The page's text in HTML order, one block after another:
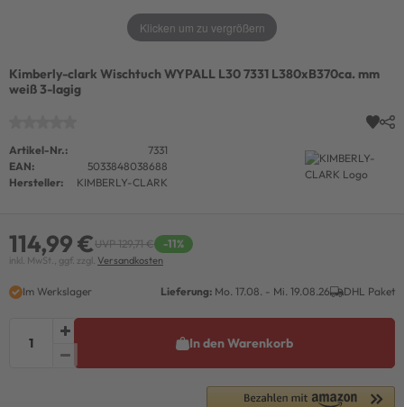
Klicken um zu vergrößern
Kimberly-clark Wischtuch WYPALL L30 7331 L380xB370ca. mm
weiß 3-lagig
Artikel-Nr.:
7331
EAN:
5033848038688
Hersteller:
KIMBERLY-CLARK
114,99 €UVP 129,71 € -11%
inkl. MwSt., ggf. zzgl. Versandkosten
Im Werkslager Lieferung: Mo. 17.08. - Mi. 19.08.26 DHL Paket
In den Warenkorb